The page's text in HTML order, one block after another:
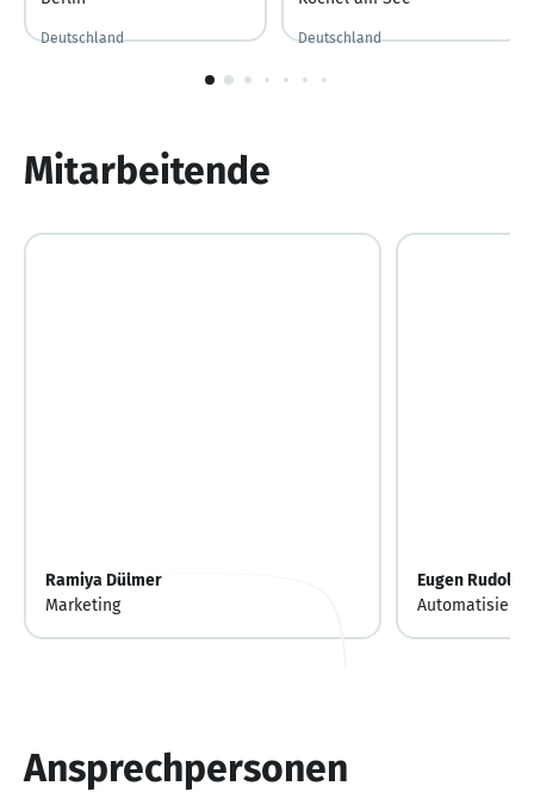
Deutschland Deutschland
1
Mitarbeitende
Ramiya Dülmer
Marketing
Eugen Rudolf
Ansprechpersonen